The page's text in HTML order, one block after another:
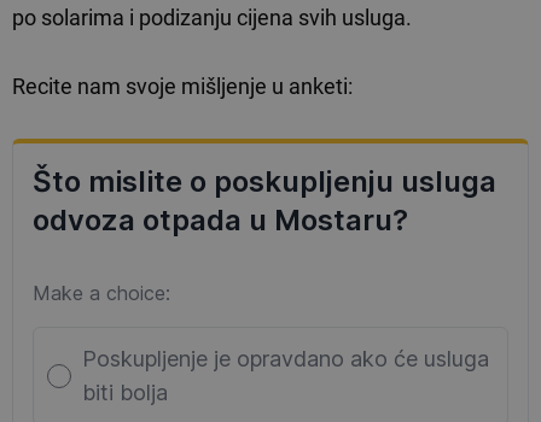
po solarima i podizanju cijena svih usluga.
Recite nam svoje mišljenje u anketi: